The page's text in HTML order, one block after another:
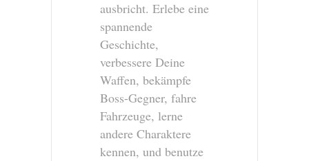
ausbricht. Erlebe eine
spannende
Geschichte,
verbessere Deine
Waffen, bekämpfe
Boss-Gegner, fahre
Fahrzeuge, lerne
andere Charaktere
kennen, und benutze